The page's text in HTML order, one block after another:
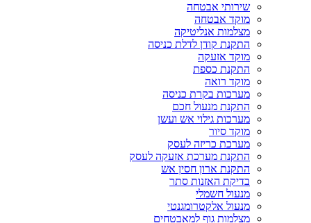
שירותי אבטחה
מוקד אבטחה
מצלמות אנליטיקה
התקנת קודן לדלת כניסה
מוקד אזעקה
התקנת כספת
מוקד רואה
מערכות בקרת כניסה
התקנת מנעול חכם
מערכות גילוי אש ועשן
מוקד סיור
מערכת כריזה לעסק
התקנת מערכת אזעקה לעסק
התקנת ארון חסין אש
בדיקת האזנות סתר
מנעול חשמלי
מנעול אלקטרומגנטי
מצלמות גוף למאבטחים